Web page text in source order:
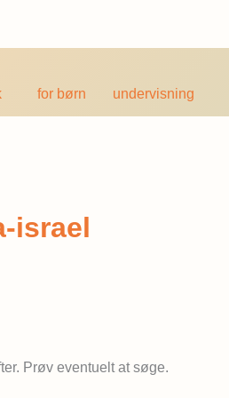
for børn undervisning
israel
Prøv eventuelt at søge.